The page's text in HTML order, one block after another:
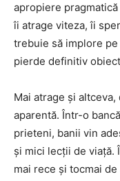
apropiere
îi atrage viteza, îi
trebuie să implore
pierde definitiv
Mai atrage și
aparentă. Într-o
prieteni, banii vin
și mici lecții de viață.
mai rece și tocmai